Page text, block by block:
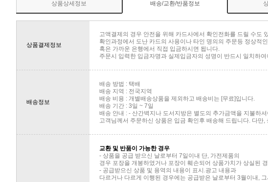
상품상세정보 배송/교환/반품정보
상품결제정보
고액결제의 경우 안전을 위해 카드사에서 확인전화를 드릴 수도
확인과정에서 도난 카드의 사용이나 타인 명의의 주문등 정상적
혹은 가까운 은행에서 직접 입금하시면 됩니다.
주문시 입력한 입금자명과 실제입금자의 성명이 반드시 일치하
배송정보
배송 방법 : 택배
배송 지역 : 전국지역
배송 비용 : 개별배송상품을 제외하고 배송비는 [무료]입니다.
배송 기간 : 3일 ~ 7일
배송 안내 : - 산간벽지나 도서지방은 별도의 추가금액을 지불하
고객님께서 주문하신 상품은 입금 확인후 배송해 드립니다. 다
교환 및 반품이 가능한 경우
- 상품을 공급 받으신 날로부터 7일이내 단, 가전제품의
경우 포장을 개봉하였거나 포장이 훼손되어 상품가치가 상실된
- 공급받으신 상품 및 용역의 내용이 표시.광고 내용과
다르거나 다르게 이행된 경우에는 공급받은 날로부터 3월이내,